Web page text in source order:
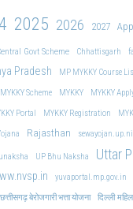
2025 2026 2027
Govt Scheme Chhattisgarh
Pradesh
MP MYKKY Course
Scheme MYKKY
MYKKY
Portal MYKKY Registration
Rajasthan
UP Bhu Naksha Uttar
yuvaportal.mp.gov.in
छत्तीसगढ़ बेरोजगारी भत्ता योजना दिल्ली